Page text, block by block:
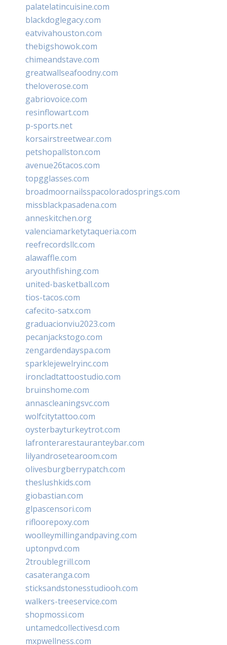
palatelatincuisine.com
blackdoglegacy.com
eatvivahouston.com
thebigshowok.com
chimeandstave.com
greatwallseafoodny.com
theloverose.com
gabriovoice.com
resinflowart.com
p-sports.net
korsairstreetwear.com
petshopallston.com
avenue26tacos.com
topgglasses.com
broadmoornailsspacoloradosprings.com
missblackpasadena.com
anneskitchen.org
valenciamarketytaqueria.com
reefrecordsllc.com
alawaffle.com
aryouthfishing.com
united-basketball.com
tios-tacos.com
cafecito-satx.com
graduacionviu2023.com
pecanjackstogo.com
zengardendayspa.com
sparklejewelryinc.com
ironcladtattoostudio.com
bruinshome.com
annascleaningsvc.com
wolfcitytattoo.com
oysterbayturkeytrot.com
lafronterarestauranteybar.com
lilyandrosetearoom.com
olivesburgberrypatch.com
theslushkids.com
giobastian.com
glpascensori.com
rifloorepoxy.com
woolleymillingandpaving.com
uptonpvd.com
2troublegrill.com
casateranga.com
sticksandstonesstudiooh.com
walkers-treeservice.com
shopmossi.com
untamedcollectivesd.com
mxpwellness.com